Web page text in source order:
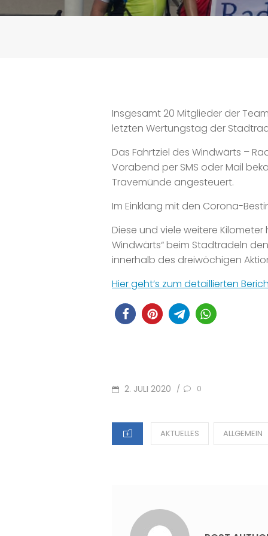
Insgesamt 20 Mitglieder der
letzten Wertungstag der
Das Fahrtziel des Windwärts –
Vorabend per SMS oder Mail
Travemünde angesteuert.
Im Einklang mit den Corona-
Diese und viele weitere
Windwärts“ beim Stadtradeln
innerhalb des dreiwöchigen
Hier geht’s zum detaillierten
POSTED2. JULI 2020 / 0
CATEGORIES
AKTUELLES ALLGEMEIN